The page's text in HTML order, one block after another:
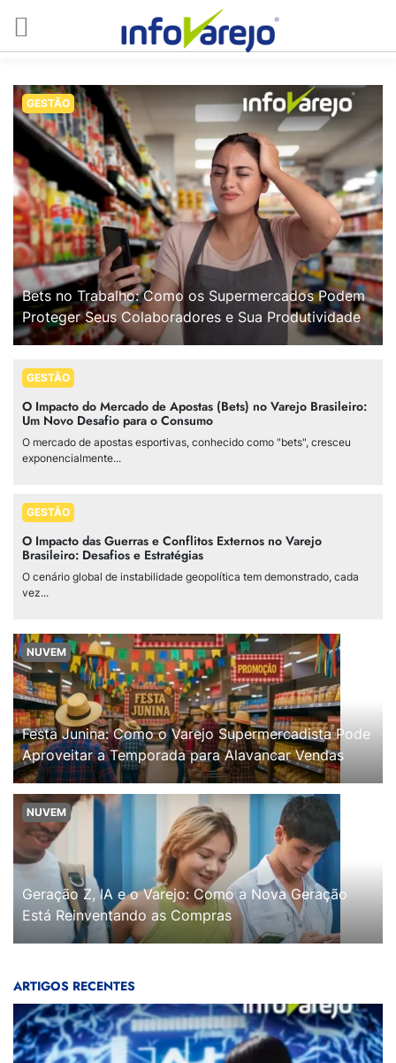
GESTÃO
Bets no Trabalho: Como os Supermercados Podem
Proteger Seus Colaboradores e Sua Produtividade
GESTÃO
O Impacto do Mercado de Apostas (Bets) no Varejo Brasileiro:
Um Novo Desafio para o Consumo
O mercado de apostas esportivas, conhecido como "bets", cresceu
exponencialmente...
GESTÃO
O Impacto das Guerras e Conflitos Externos no Varejo
Brasileiro: Desafios e Estratégias
O cenário global de instabilidade geopolítica tem demonstrado, cada
vez...
NUVEM
Festa Junina: Como o Varejo Supermercadista Pode
Aproveitar a Temporada para Alavancar Vendas
NUVEM
Geração Z, IA e o Varejo: Como a Nova Geração
Está Reinventando as Compras
ARTIGOS RECENTES